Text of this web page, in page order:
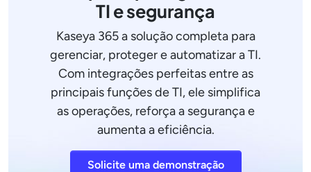
TI e segurança
Kaseya 365 a solução completa para
gerenciar, proteger e automatizar a TI.
Com integrações perfeitas entre as
principais funções de TI, ele simplifica
as operações, reforça a segurança e
aumenta a eficiência.
Solicite uma demonstração